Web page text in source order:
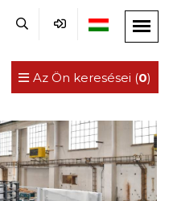
Az Ön keresései (0)